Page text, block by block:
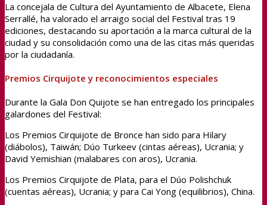
La concejala de Cultura del Ayuntamiento de Albacete, Elena
Serrallé, ha valorado el arraigo social del Festival tras 19
ediciones, destacando su aportación a la marca cultural de la
ciudad y su consolidación como una de las citas más queridas
por la ciudadanía.
Premios Cirquijote y reconocimientos especiales
Durante la Gala Don Quijote se han entregado los principales
galardones del Festival:
Los Premios Cirquijote de Bronce han sido para Hilary
(diábolos), Taiwán; Dúo Turkeev (cintas aéreas), Ucrania; y
David Yemishian (malabares con aros), Ucrania.
Los Premios Cirquijote de Plata, para el Dúo Polishchuk
(cuentas aéreas), Ucrania; y para Cai Yong (equilibrios), China.